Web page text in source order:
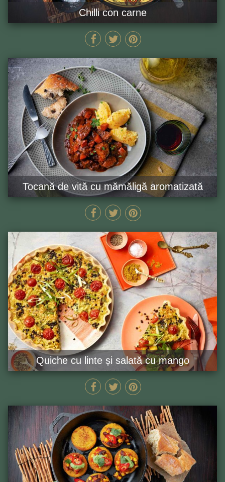
Chilli con carne
80 MIN GĂTEȘTE ACUM
Tocană de vită cu mămăligă aromatizată
105 MIN GĂTEȘTE ACUM
Quiche cu linte și salată cu mango
MIN GĂTEȘTE ACUM